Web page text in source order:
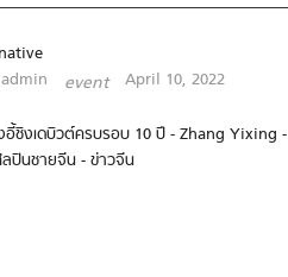
admin event April 10, 2022